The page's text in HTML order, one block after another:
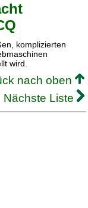
komplizierten
wird.
nach oben
Nächste Liste